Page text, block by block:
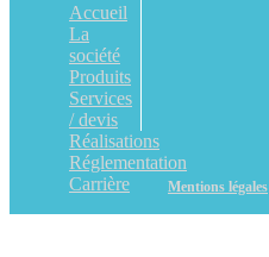
Accueil
La
société
Produits
Services
/ devis
Réalisations
Réglementation
Carrière
Mentions légales